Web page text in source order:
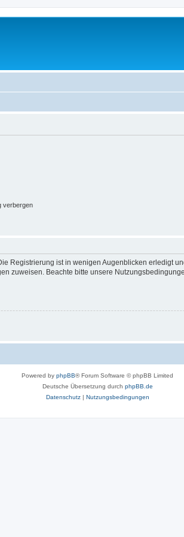
verbergen
Registrierung ist in wenigen Augenblicken erledigt
zuweisen. Beachte bitte unsere
Powered by phpBB® Forum Software © phpBB Limited
Deutsche Übersetzung durch phpBB.de
Datenschutz| Nutzungsbedingungen